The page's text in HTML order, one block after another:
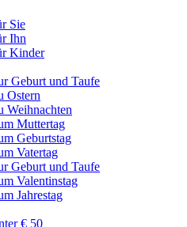
Sie
Ihn
Kinder
Geburt und Taufe
Ostern
Weihnachten
Muttertag
Geburtstag
Vatertag
Geburt und Taufe
Valentinstag
Jahrestag
€ 50